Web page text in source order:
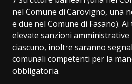
nel Comune di Carovigno, una
e due nel Comune di Fasano).
elevate sanzioni amministrative
ciascuno, inoltre saranno
comunali competenti per la
obbligatoria.